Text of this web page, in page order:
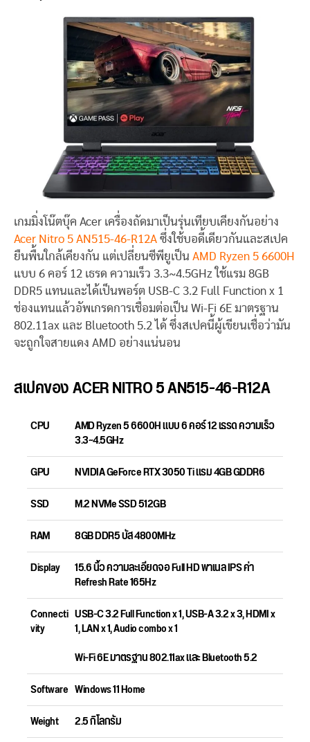
เกมมิ่งโน๊ตบุ๊ค Acer เครื่องถัดมาเป็นรุ่นเทียบเคียงกันอย่าง
Acer Nitro 5 AN515-46-R12A ซึ่งใช้บอดี้เดียวกันและสเปค
ยืนพื้นใกล้เคียงกัน แต่เปลี่ยนซีพียูเป็น AMD Ryzen 5 6600H
แบบ 6 คอร์ 12 เธรด ความเร็ว 3.3~4.5GHz ใช้แรม 8GB
DDR5 แทนและได้เป็นพอร์ต USB-C 3.2 Full Function x 1
ช่องแทนแล้วอัพเกรดการเชื่อมต่อเป็น Wi-Fi 6E มาตรฐาน
802.11ax และ Bluetooth 5.2 ได้ ซึ่งสเปคนี้ผู้เขียนเชื่อว่ามัน
จะถูกใจสายแดง AMD อย่างแน่นอน
สเปคของ ACER NITRO 5 AN515-46-R12A
CPU AMD Ryzen 5 6600H แบบ 6 คอร์ 12 เธรด ความเร็ว
3.3~4.5GHz
GPU
NVIDIA GeForce RTX 3050 Ti แรม 4GB GDDR6
SSD
M.2 NVMe SSD 512GB
RAM
8GB DDR5 บัส 4800MHz
Display
15.6 นิ้ว ความละเอียดจอ Full HD พาเนล IPS ค่า
Refresh Rate 165Hz
Connecti
vity
USB-C 3.2 Full Function x 1, USB-A 3.2 x 3, HDMI x
1, LAN x 1, Audio combo x 1
Wi-Fi 6E มาตรฐาน 802.11ax และ Bluetooth 5.2
Software Windows 11 Home
Weight
2.5 กิโลกรัม